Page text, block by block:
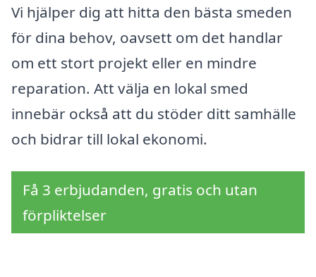
Vi hjälper dig att hitta den bästa smeden
för dina behov, oavsett om det handlar
om ett stort projekt eller en mindre
reparation. Att välja en lokal smed
innebär också att du stöder ditt samhälle
och bidrar till lokal ekonomi.
Få 3 erbjudanden, gratis och utan
förpliktelser